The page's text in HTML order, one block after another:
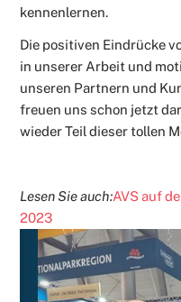
kennenlernen.
Die positiven Eindrücke
in unserer Arbeit und
unseren Partnern und
freuen uns schon jetzt
wieder Teil dieser tollen
Lesen Sie auch:AVS auf
2023